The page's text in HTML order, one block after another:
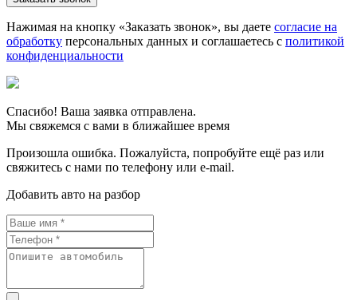
Нажимая на кнопку «Заказать звонок», вы даете согласие на
обработку персональных данных и соглашаетесь c политикой
конфиденциальности
Спасибо! Ваша заявка отправлена.
Мы свяжемся с вами в ближайшее время
Произошла ошибка. Пожалуйста, попробуйте ещё раз или
свяжитесь с нами по телефону или e-mail.
Добавить авто на разбор